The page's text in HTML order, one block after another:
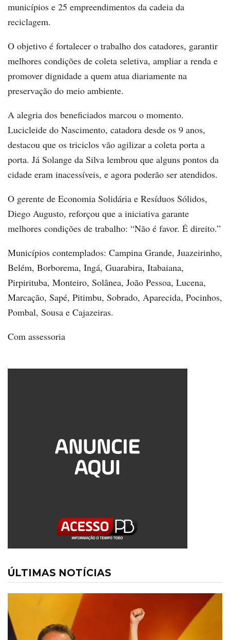
municípios e 25 empreendimentos da cadeia da
reciclagem.
O objetivo é fortalecer o trabalho dos catadores, garantir
melhores condições de coleta seletiva, ampliar a renda e
promover dignidade a quem atua diariamente na
preservação do meio ambiente.
A alegria dos beneficiados marcou o momento.
Lucicleide do Nascimento, catadora desde os 9 anos,
destacou que os triciclos vão agilizar a coleta porta a
porta. Já Solange da Silva lembrou que alguns pontos da
cidade eram inacessíveis, e agora poderão ser atendidos.
O gerente de Economia Solidária e Resíduos Sólidos,
Diego Augusto, reforçou que a iniciativa garante
melhores condições de trabalho: “Não é favor. É direito.”
Municípios contemplados: Campina Grande, Juazeirinho,
Belém, Borborema, Ingá, Guarabira, Itabaiana,
Pirpirituba, Monteiro, Solânea, João Pessoa, Lucena,
Marcação, Sapé, Pitimbu, Sobrado, Aparecida, Pocinhos,
Pombal, Sousa e Cajazeiras.
Com assessoria
ÚLTIMAS NOTÍCIAS